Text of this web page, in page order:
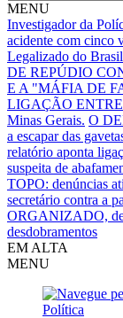
MENU
Investigador da
acidente com cinco
Legalizado do
DE REPÚDIO
E A "MÁFIA DE
LIGAÇÃO ENTRE
Minas Gerais. O
a escapar das
relatório aponta
suspeita de
TOPO: denúncias
secretário contra a
ORGANIZADO,
desdobramentos
EM ALTA
MENU
Política